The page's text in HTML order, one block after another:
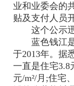
业和业委会的
贴及支付人员
这个公示迅
蓝色钱江是
于2013年。据
一直是住宅3.8
元/m²/月;住宅